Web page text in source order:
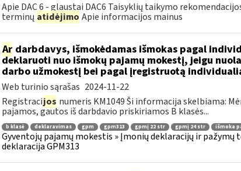
Apie DAC 6 - glaustai DAC6 Taisyklių taikymo
terminų atidėjimo Apie informacijos mainus
Ardarbdavys, išmokėdamas išmokas pagal
deklaruoti nuo išmokų pajamų mokestį, jeigu
darbo užmokestį bei pagal įregistruotą
Web turinio sąrašas 2024-11-22
Registracijos numeris KM1049 Ši informacija skelbiama:
pajamos, gautos iš darbdavio priskiriamos B klasės...
b klasė deklaravimas gpm gpm313 gpmį 22 str gpmį 24 str išmoka
Gyventojų pajamų mokestis » Įmonių deklaracijų ir pažymų
deklaracija GPM313